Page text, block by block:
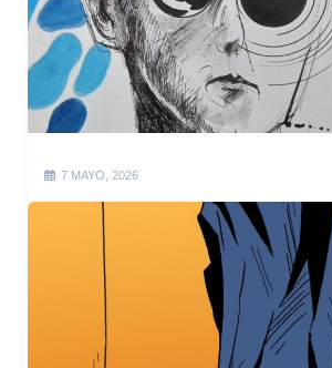
7 MAYO, 2026